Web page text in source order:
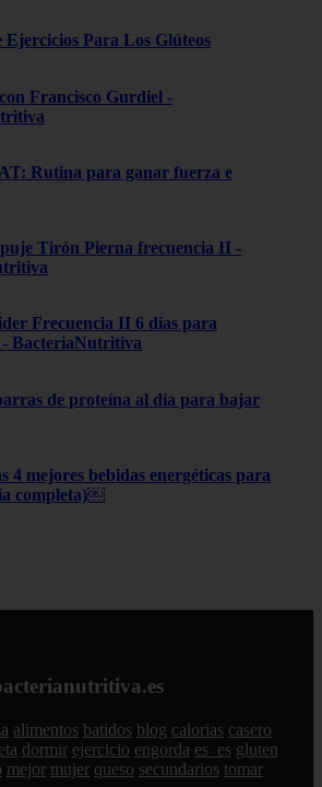
Ejercicios Para Los Glúteos
Francisco Gurdiel -
Rutina para ganar fuerza e
Tirón Pierna frecuencia II -
Frecuencia II 6 días para
BacteriaNutritiva
de proteína al día para bajar
4 mejores bebidas energéticas para
completa)￼
alimentos batidos blog calorias casero
dormir ejercicio engorda es_es gluten
mejor mujer queso secundarios tomar